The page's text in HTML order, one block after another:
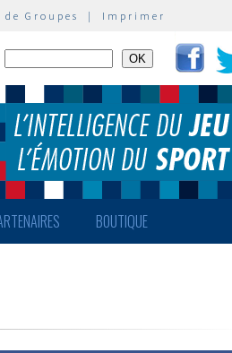
Groupes | Imprimer
BOUTIQUE